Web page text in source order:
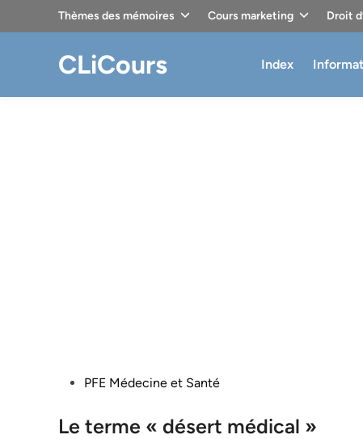
Thèmes des mémoires Cours marketing Droit
CLiCours Index
PostedPFE Médecine et Santé
Le terme « désert médical »